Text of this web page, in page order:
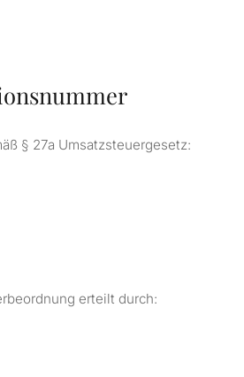
§ 27a Umsatzsteuergesetz:
erteilt durch: